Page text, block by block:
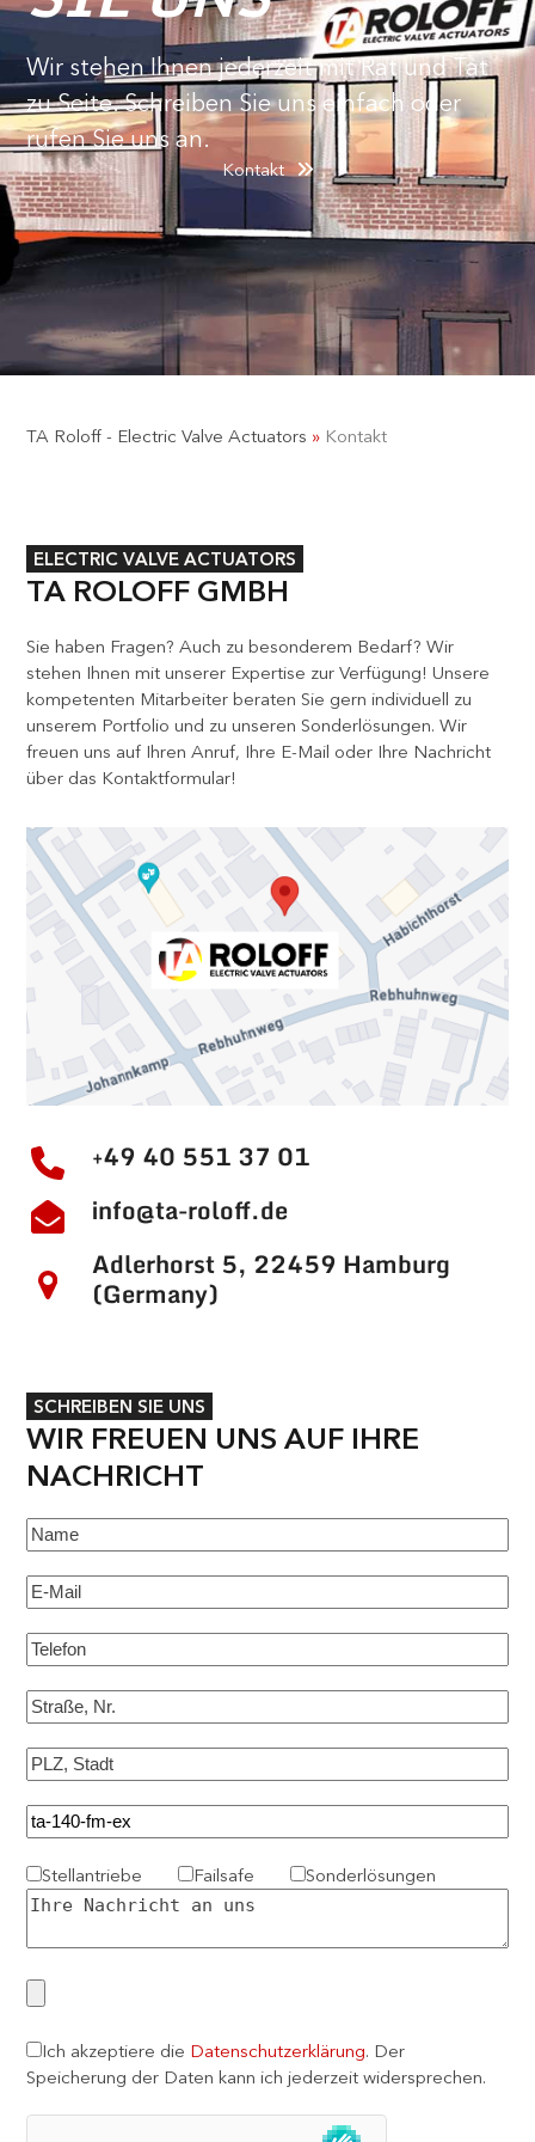
Wir stehen Ihnen jederzeit mit Rat und Tat
zu Seite. Schreiben Sie uns einfach oder
rufen Sie uns an.
Kontakt
TA Roloff - Electric Valve Actuators » Kontakt
ELECTRIC VALVE ACTUATORS
TA ROLOFF GMBH
Sie haben Fragen? Auch zu besonderem Bedarf? Wir
stehen Ihnen mit unserer Expertise zur Verfügung! Unsere
kompetenten Mitarbeiter beraten Sie gern individuell zu
unserem Portfolio und zu unseren Sonderlösungen. Wir
freuen uns auf Ihren Anruf, Ihre E-Mail oder Ihre Nachricht
über das Kontaktformular!
+49 40 551 37 01
info@ta-roloff.de
Adlerhorst 5, 22459 Hamburg
(Germany)
SCHREIBEN SIE UNS
WIR FREUEN UNS AUF IHRE
NACHRICHT
Stellantriebe Failsafe Sonderlösungen
Ich akzeptiere die Datenschutzerklärung. Der
Speicherung der Daten kann ich jederzeit widersprechen.